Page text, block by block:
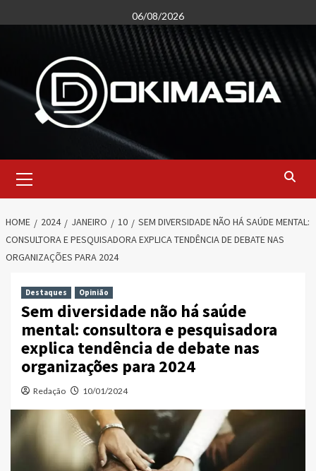
to
06/08/2026
Menu
HOME 2024 JANEIRO 10
SEM DIVERSIDADE NÃO HÁ SAÚDE MENTAL:
CONSULTORA E PESQUISADORA EXPLICA TENDÊNCIA DE DEBATE NAS
ORGANIZAÇÕES PARA 2024
Destaques Opinião
Sem diversidade não há saúde
mental: consultora e pesquisadora
explica tendência de debate nas
organizações para 2024
Redação 10/01/2024